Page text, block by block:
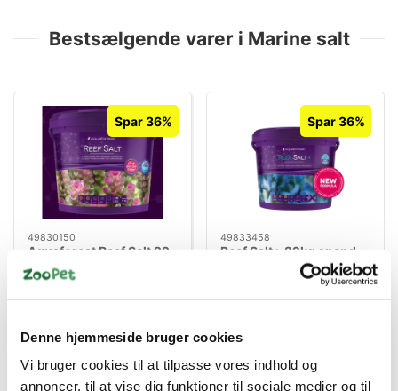
Denne hjemmeside bruger cookies
Vi bruger cookies til at tilpasse vores indhold og
annoncer, til at vise dig funktioner til sociale medier og til
Bestsælgende varer i Marine salt
Spar 36%
49830150
Aquaforest Reef Salt 22
kg – Fuldsyntetisk
havsalt med aminosyrer
og C-vitamin
DKK 449,00
DKK 359,20 ekskl. moms
Køb nu
Spar 36%
49833458
Reef Salt+ 22kg spand
DKK 449,00
DKK 359,20 ekskl. moms
Køb nu